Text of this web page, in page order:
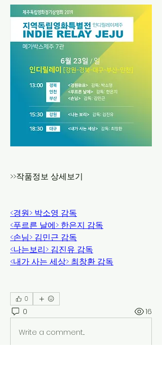
>>작품정보 상세보기
<경원> 박소영 감독
<푸르른 날에> 한은지 감독
<손님> 김민근 감독
<나는보리> 김진유 감독
<내가 사는 세상> 최창환 감독
0
0 16
Write a comment...